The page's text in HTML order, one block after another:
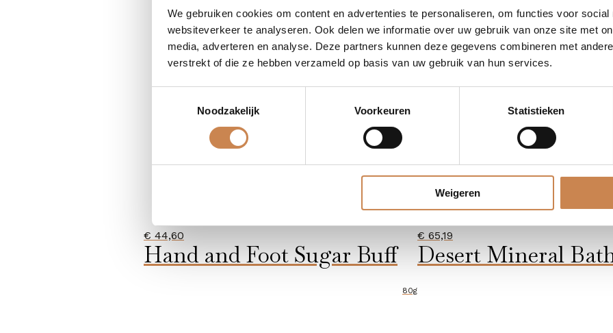
We gebruiken cookies om content en advertenties te personaliseren, om functies voor social
websiteverkeer te analyseren. Ook delen we informatie over uw gebruik van onze site met
media, adverteren en analyse. Deze partners kunnen deze gegevens combineren met
verstrekt of die ze hebben verzameld op basis van uw gebruik van hun services.
Noodzakelijk
Voorkeuren Statistieken
Weigeren
€ 44,60 € 65,19
Hand and Foot Sugar Buff
80g
Desert Mineral